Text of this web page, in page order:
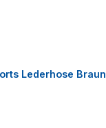
Lederhose Braun